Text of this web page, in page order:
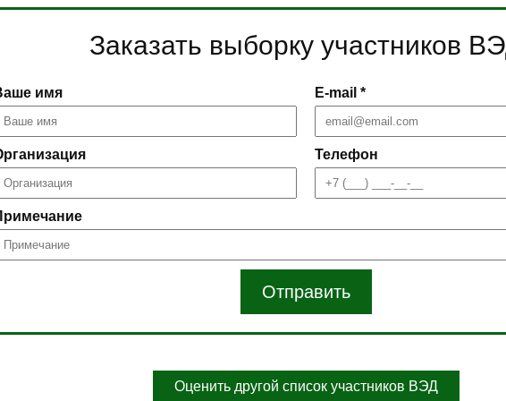
Заказать выборку участников
имя E-mail *
Телефон
Отправить
Оценить другой список участников ВЭД